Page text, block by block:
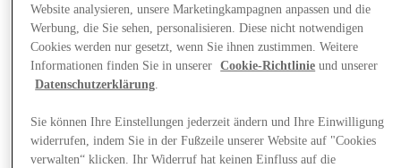
Plane Deinen Besuch
Website analysieren, unsere Marketingkampagnen anpassen und die
Werbung, die Sie sehen, personalisieren. Diese nicht notwendigen
Cookies werden nur gesetzt, wenn Sie ihnen zustimmen. Weitere
Informationen finden Sie in unserer
Cookie-Richtlinie und unserer
Datenschutzerklärung.
Sie können Ihre Einstellungen jederzeit ändern und Ihre Einwilligung
widerrufen, indem Sie in der Fußzeile unserer Website auf "Cookies
verwalten“ klicken. Ihr Widerruf hat keinen Einfluss auf die